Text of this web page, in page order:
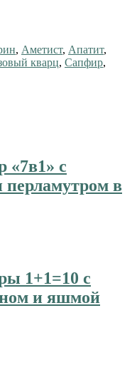
, Аметист, Апатит,
кварц, Сапфир,
«7в1» с
перламутром в
1+1=10 с
и яшмой